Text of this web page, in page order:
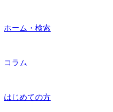
ホーム・検索
コラム
はじめての方